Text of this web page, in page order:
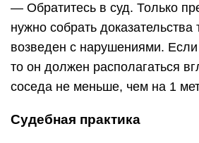
— Обратитесь в суд. Только
нужно собрать доказательства
возведен с нарушениями. Если
то он должен располагаться
соседа не меньше, чем на 1
Судебная практика